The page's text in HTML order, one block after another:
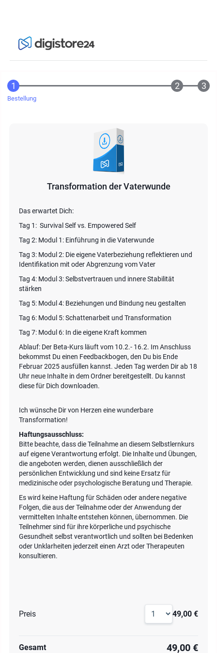
Bestellung
Transformation der Vaterwunde
Das erwartet Dich:
Tag 1: Survival Self vs. Empowered Self
Tag 2: Modul 1: Einführung in die Vaterwunde
Tag 3: Modul 2: Die eigene Vaterbeziehung reflektieren und
Identifikation mit oder Abgrenzung vom Vater
Tag 4: Modul 3: Selbstvertrauen und innere Stabilität
stärken
Tag 5: Modul 4: Beziehungen und Bindung neu gestalten
Tag 6: Modul 5: Schattenarbeit und Transformation
Tag 7: Modul 6: In die eigene Kraft kommen
Ablauf: Der Beta-Kurs läuft vom 10.2.- 16.2. Im Anschluss
bekommst Du einen Feedbackbogen, den Du bis Ende
Februar 2025 ausfüllen kannst. Jeden Tag werden Dir ab 18
Uhr neue Inhalte in dem Ordner bereitgestellt. Du kannst
diese für Dich downloaden.
Ich wünsche Dir von Herzen eine wunderbare
Transformation!
Haftungsausschluss:
Bitte beachte, dass die Teilnahme an diesem Selbstlernkurs
auf eigene Verantwortung erfolgt. Die Inhalte und Übungen,
die angeboten werden, dienen ausschließlich der
persönlichen Entwicklung und sind keine Ersatz für
medizinische oder psychologische Beratung und Therapie.
Es wird keine Haftung für Schäden oder andere negative
Folgen, die aus der Teilnahme oder der Anwendung der
vermittelten Inhalte entstehen können, übernommen. Die
Teilnehmer sind für ihre körperliche und psychische
Gesundheit selbst verantwortlich und sollten bei Bedenken
oder Unklarheiten jederzeit einen Arzt oder Therapeuten
konsultieren.
Preis 49,00 €
Gesamt 49,00 €